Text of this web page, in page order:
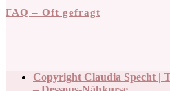
FAQ – Oft gefragt
Copyright Claudia Specht |